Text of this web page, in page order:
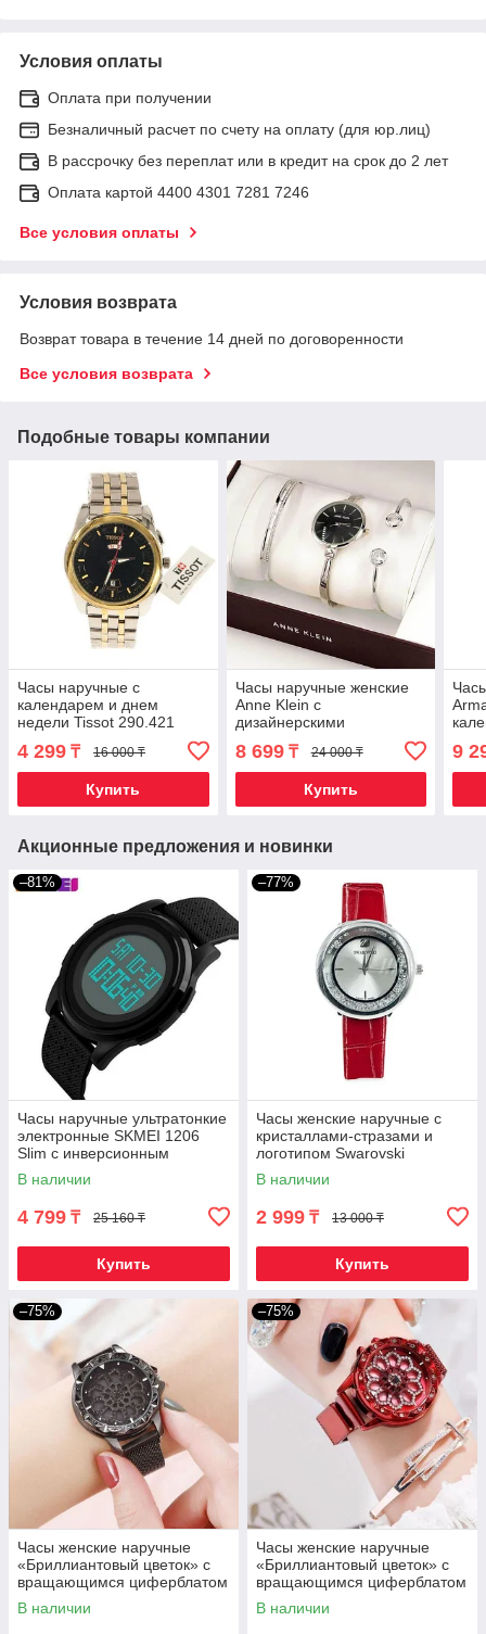
Условия оплаты
Оплата при получении
Безналичный расчет по счету на оплату (для юр.лиц)
В рассрочку без переплат или в кредит на срок до 2 лет
Оплата картой 4400 4301 7281 7246
Все условия оплаты
Условия возврата
Возврат товара в течение 14 дней по договоренности
Все условия возврата
Подобные товары компании
Часы наручные с
календарем и днем
недели Tissot 290.421
[реплика HQ] (Золотой с
серебряным)
4 299 ₸ 16 000 ₸
Купить
Часы наручные женские
Anne Klein с
дизайнерскими
браслетами (Черный в
серебре)
8 699₸ 24 000 ₸
Купить
9
Акционные предложения и новинки
–81%
Часы наручные ультратонкие
электронные SKMEI 1206
Slim с инверсионным
дисплеем (Черная)
В наличии
4 799 ₸ 25 160 ₸
Купить
–77%
Часы женские наручные c
кристаллами-стразами и
логотипом Swarovski
(Красный)
В наличии
2 999 ₸ 13 000 ₸
Купить
–75%
Часы женские наручные
«Бриллиантовый цветок» с
вращающимся циферблатом
и магнитным ремешком
(Черный)
В наличии
–75%
Часы женские наручные
«Бриллиантовый цветок» с
вращающимся циферблатом
и магнитным ремешком
(Красный)
В наличии